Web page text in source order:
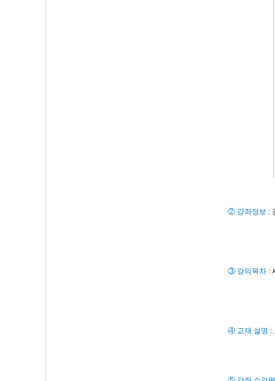
② 강좌정보 :
③ 강의목차 :
④ 교재 설명 :